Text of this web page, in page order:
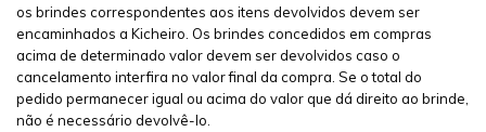
os brindes correspondentes aos itens devolvidos devem ser
encaminhados a Kicheiro. Os brindes concedidos em compras
acima de determinado valor devem ser devolvidos caso o
cancelamento interfira no valor final da compra. Se o total do
pedido permanecer igual ou acima do valor que dá direito ao brinde,
não é necessário devolvê-lo.